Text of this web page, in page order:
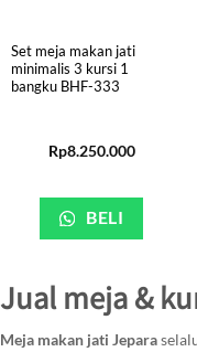
Set meja makan jati
minimalis 3 kursi 1
bangku BHF-333
Rp8.250.000
BELI
Jual meja &
Meja makan jati Jepara